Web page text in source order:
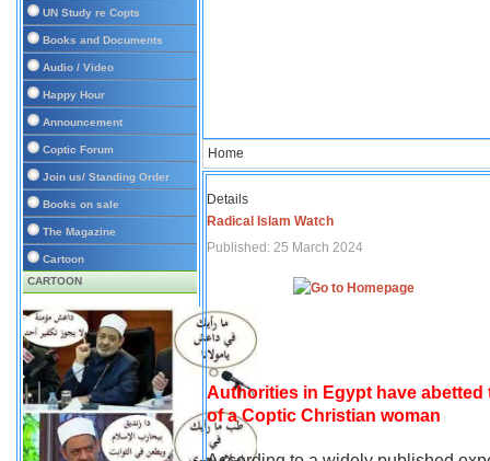
UN Study re Copts
Books and Documents
Audio / Video
Happy Hour
Announcement
Coptic Forum
Join us/ Standing Order
Books on sale
The Magazine
Cartoon
CARTOON
Home
Details
Radical Islam Watch
Published: 25 March 2024
Authorities in Egypt have
of a Coptic Christian woman